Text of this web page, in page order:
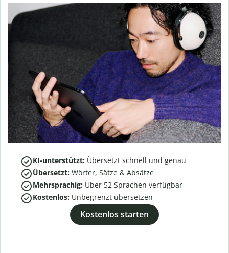
KI-unterstützt: Übersetzt schnell und genau
Übersetzt: Wörter, Sätze & Absätze
Mehrsprachig: Über 52 Sprachen verfügbar
Kostenlos: Unbegrenzt übersetzen
Kostenlos starten